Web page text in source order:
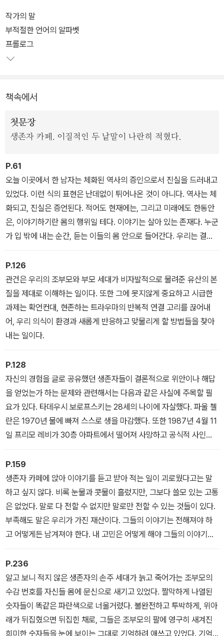
그녀는 인터뷰어가 되어 생존자들의 기억을 파고들어간다. 작가는 그
들이 들려주는 이야기에 자신의 부모 이야기와 자랄 때의 가정환경이
얼룩처럼 덧칠되는 것을 느끼면서, 이 집단적 고통의 기억을 자신의
홀로코스트의 기억에 대해서는 프리모 레비나 파울 첼란 등 생존자
스 로즈너의 책은 희생자 1세의 자식 세대인 2세가 그 기억과 마주하
고자 했다는 데 특징이 있다. 로즈너는 자신이 이 기억과 고통의 유전
세대로까지 이어질 문제임을 상기시켜준다.
한편 저자는 홀로코스트 희생자들을 만나는 와중에도, “우리는 가해
자를 비판하려는 본능을 되도록 억제해야 한다”면서 “피해자의 호소
에 귀 기울이듯 가해자의 사연에도 귀 기울여야 한다”고 말한다. 왜냐
하면 우리는 우리가 곧 가해자일 수 있고, 또 가해자들 역시 우리처럼
목숨을 부지하기 위해 그런 일을 저질렀던 것이기에, 그들의 이야기
를 끌어안아야만 우리 인간이 어디까지 견딜 수 있고 무슨 짓까지 저
지를 수 있는지에 관해 진정으로 이해할 수 있다고 보는 것이다.
작가의 말
부적절한 언어의 알파벳
프롤로그
책속에서
첫문장
생존자 카페. 이질적인 두 낱말이 나란히 적혔다.
P.61
오늘 이곳에서 한 남자는 체화된 역사의 증인으로서 진실을 드러내고
있었다. 이런 식의 표현은 난데없이 튀어나온 것이 아니다. 역사는 체
화되고, 진실은 증언된다. 적어도 현재에는, 그리고 미래에도 한동안
은, 이야기하기란 몸의 행위일 테다. 이야기는 살아 있는 존재다. 누군
가 입 밖에 내는 순간, 듣는 이들의 몸 안으로 들어간다. 우리는 결코
그것을 혼자 감당할 수 없다. 어떻게든 몸 밖으로 꺼내어, 누군가에게
전달해야 한다.
P.126
관건은 우리의 조부모와 부모 세대가 비자발적으로 물려준 유산의 본
질을 제대로 이해하는 일이다. 또한 그에 못지않게 중요하고 시급한
과제는 확언컨대, 현존하는 트라우마의 반복적 연결 고리를 끊어내
어, 우리 의식이 환경과 새롭게 반응하고 맞물리게 할 방법들을 찾아
내는 일이다.
P.128
자신의 경험을 글로 공유했던 생존자들이 결론적으로 위안이나 해답
을 얻었는가 하는 문제와 관련해서는 다음과 같은 사실에 주목할 필
요가 있다. 타데우시 보로프스키는 28세의 나이에 자살했다. 파울 첼
란은 1970년 물에 빠져 스스로 생을 마감했다. 또한 1987년 4월 11
일 프리모 레비가 30층 아파트에서 떨어져 사망하고 공식적 사인이
자살로 발표되었을 때 엘리 위젤은, “프리모 레비는 아우슈비츠에서
40년 후에 죽었다”고 말했다. 그의 사망일이 부헨발트 수용소의 해
방 기념일이라는 사실은 사람들의 이목을 끌었고, 나도 그런 사람 중
하나였다. 레비의 친구 페르디난도 카몬은 한 인터뷰에서 이렇게 말
했다. “사실상 프리모는 1945년에 이미 자살했다고 봐야 합니다. 그
때 그러지 못한 이유는 글을 쓰려는 욕구(그리고 의무감) 때문이었죠.
그런데 이제 할 일을 다 끝마친 거예요. 그래서 생을 마감할 수 있었던
겁니다. 실제로 그렇게 했고요.”
P.159
생존자 카페에 앉아 이야기를 듣고 받아 적는 일이 괴로웠다고는 말
하고 싶지 않다. 비록 눈물과 콧물이 흘렀지만, 그보다 쓸모 있는 고통
은 없었다. 말로 다 전할 수 없지만 말로만 전할 수 있는 것들이 있다.
부족해도 말은 우리가 가진 재산이다. 그들의 이야기는 전해져야 하
고 어떻게든 남겨져야 한다. 내 고민은 어떻게 해야 그들의 이야기를
최대한 널리 전파할 수 있는가 하는 부분이다. (…) 그들이 언제까지
이곳에 더 머무를지는 아무도 알지 못한다. 그러므로 서둘러야 한다.
P.236
알고 보니 적지 않은 생존자의 손주 세대가 늙고 죽어가는 조부모의
수감 번호를 자신들 몸에 문신으로 새기고 있었다. 짤막하게 나열된
숫자들이 똑같은 파란색으로 너울거렸다. 불완전하고 투박하게, 위아
래가 뒤집혔으면 뒤집힌 채로, 그들은 조부모의 팔에 영구히 새겨진
희미한 숫자들을 눈에 보이는 그대로 기억하려 애쓰고 있었다. 기억